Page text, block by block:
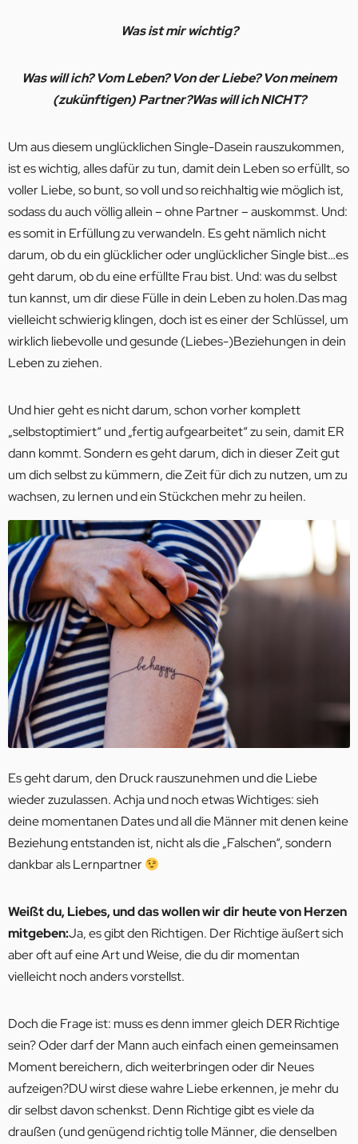
Was ist mir wichtig?
Was will ich? Vom Leben? Von der Liebe? Von meinem
(zukünftigen) Partner?Was will ich NICHT?
Um aus diesem unglücklichen Single-Dasein rauszukommen,
ist es wichtig, alles dafür zu tun, damit dein Leben so erfüllt, so
voller Liebe, so bunt, so voll und so reichhaltig wie möglich ist,
sodass du auch völlig allein – ohne Partner – auskommst. Und:
es somit in Erfüllung zu verwandeln. Es geht nämlich nicht
darum, ob du ein glücklicher oder unglücklicher Single bist…es
geht darum, ob du eine erfüllte Frau bist. Und: was du selbst
tun kannst, um dir diese Fülle in dein Leben zu holen.Das mag
vielleicht schwierig klingen, doch ist es einer der Schlüssel, um
wirklich liebevolle und gesunde (Liebes-)Beziehungen in dein
Leben zu ziehen.
Und hier geht es nicht darum, schon vorher komplett
„selbstoptimiert“ und „fertig aufgearbeitet“ zu sein, damit ER
dann kommt. Sondern es geht darum, dich in dieser Zeit gut
um dich selbst zu kümmern, die Zeit für dich zu nutzen, um zu
wachsen, zu lernen und ein Stückchen mehr zu heilen.
Es geht darum, den Druck rauszunehmen und die Liebe
wieder zuzulassen. Achja und noch etwas Wichtiges: sieh
deine momentanen Dates und all die Männer mit denen keine
Beziehung entstanden ist, nicht als die „Falschen“, sondern
dankbar als Lernpartner
Weißt du, Liebes, und das wollen wir dir heute von Herzen
mitgeben:Ja, es gibt den Richtigen. Der Richtige äußert sich
aber oft auf eine Art und Weise, die du dir momentan
vielleicht noch anders vorstellst.
Doch die Frage ist: muss es denn immer gleich DER Richtige
sein? Oder darf der Mann auch einfach einen gemeinsamen
Moment bereichern, dich weiterbringen oder dir Neues
aufzeigen?DU wirst diese wahre Liebe erkennen, je mehr du
dir selbst davon schenkst. Denn Richtige gibt es viele da
draußen (und genügend richtig tolle Männer, die denselben